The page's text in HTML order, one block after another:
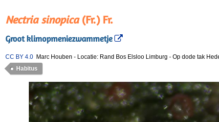
Nectria sinopica(Fr.) Fr.
Groot klimopmeniezwammetje
CC BY 4.0 Marc Houben - Locatie: Rand Bos Elsloo Limburg - Op dode tak
Habitus